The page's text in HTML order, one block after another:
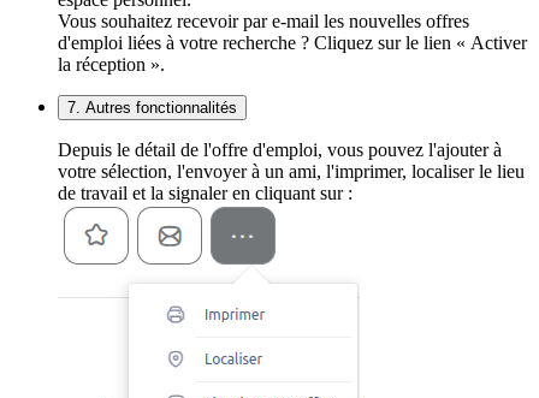
Vous souhaitez recevoir par e-mail les nouvelles offres
d'emploi liées à votre recherche ? Cliquez sur le lien « Activer
la réception ».
7. Autres fonctionnalités
Depuis le détail de l'offre d'emploi, vous pouvez l'ajouter à
votre sélection, l'envoyer à un ami, l'imprimer, localiser le lieu
de travail et la signaler en cliquant sur :